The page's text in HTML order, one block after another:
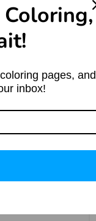
Coloring,
pages, and
inbox!